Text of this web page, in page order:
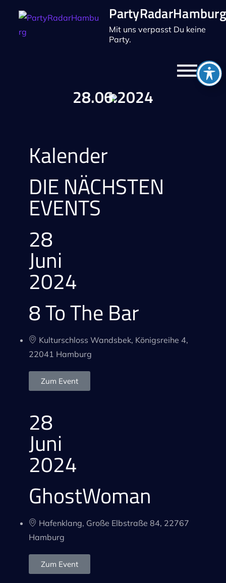
PartyRadarHamburg
Mit uns verpasst Du keine
Party.
28.06.2024
Kalender
DIE NÄCHSTEN
EVENTS
28
Juni
2024
8 To The Bar
Kulturschloss Wandsbek, Königsreihe 4,
22041 Hamburg
Zum Event
28
Juni
2024
GhostWoman
Hafenklang, Große Elbstraße 84, 22767
Hamburg
Zum Event